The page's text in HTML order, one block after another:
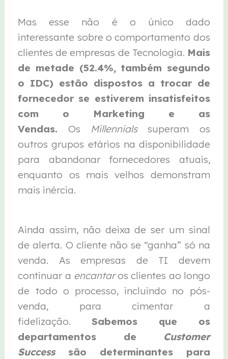
Mas esse não é o único dado
interessante sobre o comportamento dos
clientes de empresas de Tecnologia. Mais
de metade (52.4%, também segundo
o IDC) estão dispostos a trocar de
fornecedor se estiverem insatisfeitos
com o Marketing e as
Vendas. Os Millennialssuperam os
outros grupos etários na disponibilidade
para abandonar fornecedores atuais,
enquanto os mais velhos demonstram
mais inércia.
Ainda assim, não deixa de ser um sinal
de alerta. O cliente não se “ganha” só na
venda. As empresas de TI devem
continuar a encantaros clientes ao longo
de todo o processo, incluindo no pós-
venda, para cimentar a
fidelização.Sabemos que os
departamentos de Customer
Success são determinantes para